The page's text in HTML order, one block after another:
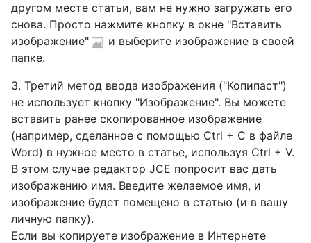
другом месте статьи, вам не нужно загружать его
снова. Просто нажмите кнопку в окне "Вставить
изображение"
и выберите изображение в своей
папке.
3. Третий метод ввода изображения ("Копипаст")
не использует кнопку "Изображение". Вы можете
вставить ранее скопированное изображение
(например, сделанное с помощью Ctrl + C в файле
Word) в нужное место в статье, используя Ctrl + V.
В этом случае редактор JCE попросит вас дать
изображению имя. Введите желаемое имя, и
изображение будет помещено в статью (и в вашу
личную папку).
Если вы копируете изображение в Интернете